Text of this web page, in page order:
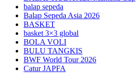
balap sepeda
Balap Sepeda Asia 2026
BASKET
basket 3×3 global
BOLA VOLI
BULU TANGKIS
BWF World Tour 2026
Catur JAPFA